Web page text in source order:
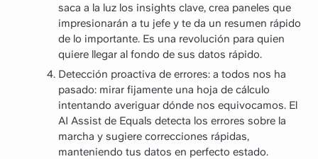
saca a la luz los insights clave, crea paneles que
impresionarán a tu jefe y te da un resumen rápido
de lo importante. Es una revolución para quien
quiere llegar al fondo de sus datos rápido.
Detección proactiva de errores: a todos nos ha
pasado: mirar fijamente una hoja de cálculo
intentando averiguar dónde nos equivocamos. El
AI Assist de Equals detecta los errores sobre la
marcha y sugiere correcciones rápidas,
manteniendo tus datos en perfecto estado.